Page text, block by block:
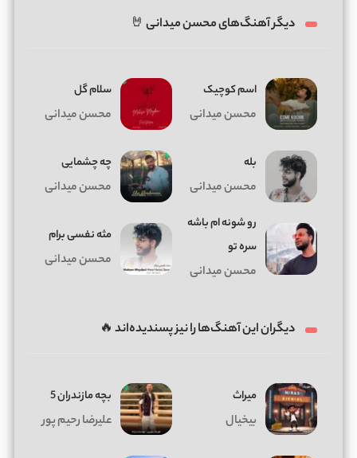
دیگر آهنگ‌های محسن میدانی 🤘
اسم کوچیک
محسن میدانی
سلام گل
محسن میدانی
بله
محسن میدانی
چه چشمایی
محسن میدانی
رو شونه ام باشه
سره تو
محسن میدانی
مثه نفسی برام
محسن میدانی
دیگران این آهنگ‌ها را نیز پسندیده‌اند 🔥
میراث
بیخیال
بچه مازندران 5
علیرضا رحیم پور